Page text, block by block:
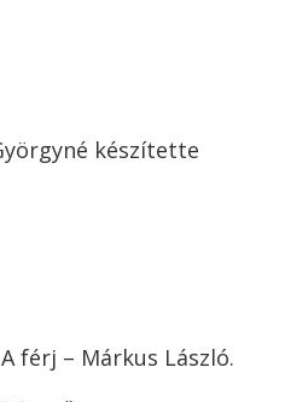
készítette
férj – Márkus László.